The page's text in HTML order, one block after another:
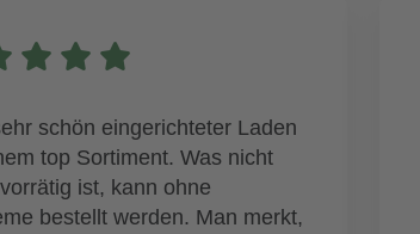
schön eingerichteter Laden
top Sortiment. Was nicht
ist, kann ohne
bestellt werden. Man merkt,